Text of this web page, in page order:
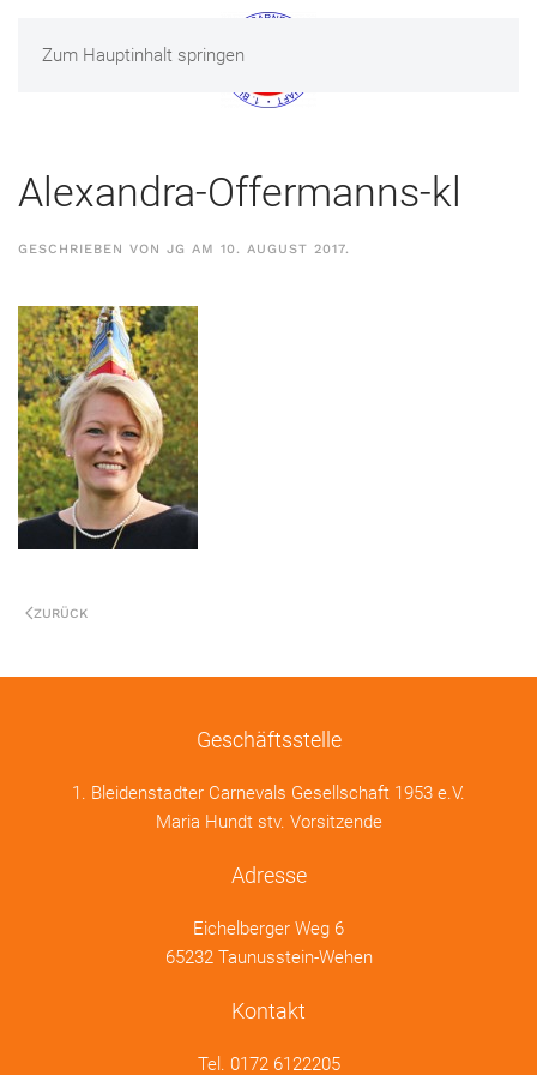
Zum Hauptinhalt springen
MENÜ
Alexandra-Offermanns-kl
GESCHRIEBEN VON JG AM 10. AUGUST 2017.
ZURÜCK
Geschäftsstelle
1. Bleidenstadter Carnevals Gesellschaft 1953 e.V.
Maria Hundt stv. Vorsitzende
Adresse
Eichelberger Weg 6
65232 Taunusstein-Wehen
Kontakt
Tel. 0172 6122205